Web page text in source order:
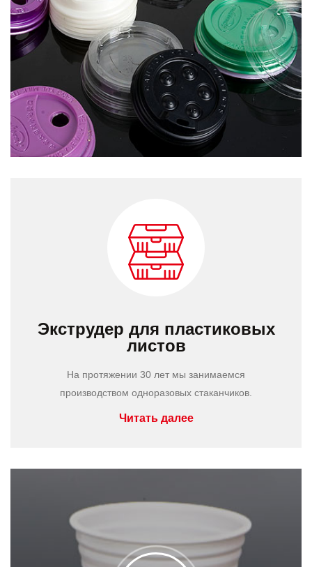
Экструдер для пластиковых
листов
На протяжении 30 лет мы занимаемся
производством одноразовых стаканчиков.
Читать далее